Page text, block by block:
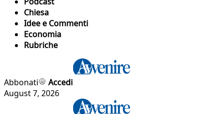
Chiesa
Idee e Commenti
Economia
Rubriche
Abbonati
Accedi
August 7, 2026